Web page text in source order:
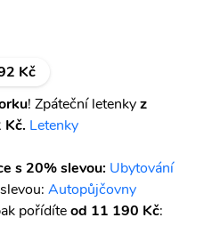
Kč
! Zpáteční letenkyz
Kč. Letenky
s 20% slevou: Ubytování
Autopůjčovny
pořídíteod 11 190 Kč: